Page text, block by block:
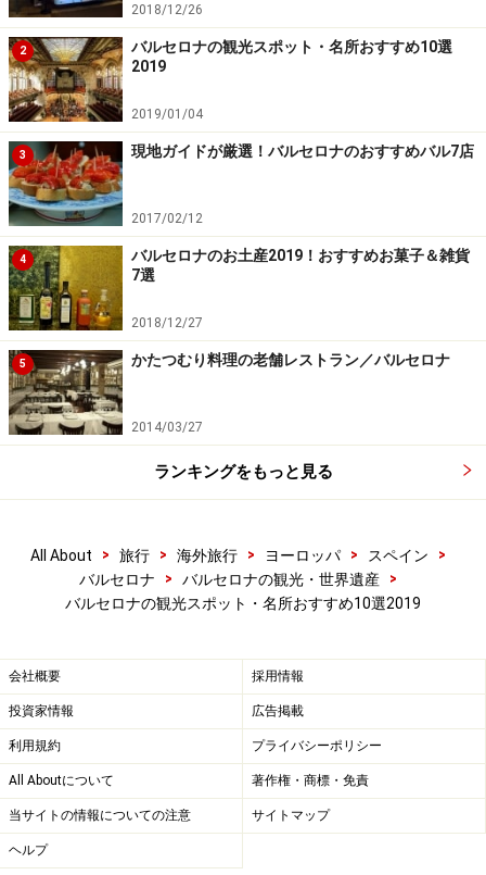
2018/12/26
2
バルセロナの観光スポット・名所おすすめ10選
2019
2019/01/04
3 現地ガイドが厳選！バルセロナのおすすめバル7店
2017/02/12
4
バルセロナのお土産2019！おすすめお菓子＆雑貨
7選
2018/12/27
5 かたつむり料理の老舗レストラン／バルセロナ
2014/03/27
ランキングをもっと見る
All About > 旅行 > 海外旅行 > ヨーロッパ > スペイン
>
バルセロナ
> バルセロナの観光・世界遺産
>
バルセロナの観光スポット・名所おすすめ10選2019
会社概要 採用情報
投資家情報 広告掲載
利用規約 プライバシーポリシー
All Aboutについて 著作権・商標・免責
当サイトの情報についての注意 サイトマップ
ヘルプ